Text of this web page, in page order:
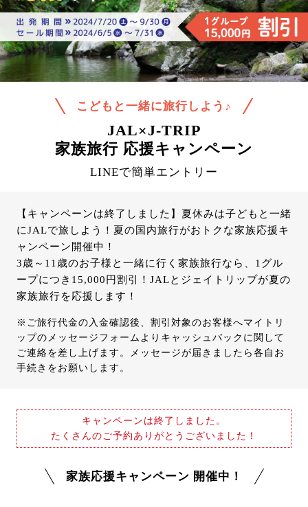
こどもと一緒に旅行しよう♪
JAL×J-TRIP
家族旅行 応援キャンペーン
LINEで簡単エントリー
【キャンペーンは終了しました】夏休みは子どもと一緒
にJALで旅しよう！夏の国内旅行がおトクな家族応援キ
ャンペーン開催中！
3歳～11歳のお子様と一緒に行く家族旅行なら、1グル
ープにつき15,000円割引！JALとジェイトリップが夏の
家族旅行を応援します！
※ご旅行代金の入金確認後、割引対象のお客様へマイトリ
ップのメッセージフォームよりキャッシュバックに関して
ご連絡を差し上げます。メッセージが届きましたら各自お
手続きをお願いします。
キャンペーンは終了しました。
たくさんのご予約ありがとうございました！
家族応援キャンペーン 開催中！